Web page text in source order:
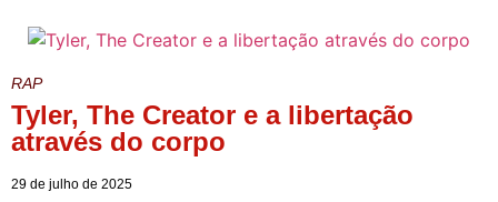
RAP
Tyler, The Creator e a libertação
através do corpo
29 de julho de 2025